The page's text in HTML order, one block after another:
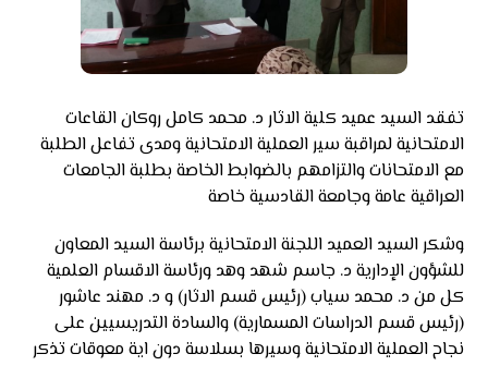
تفقد السيد عميد كلية الاثار د. محمد كامل روكان القاعات
الامتحانية لمراقبة سير العملية الامتحانية ومدى تفاعل الطلبة
مع الامتحانات والتزامهم بالضوابط الخاصة بطلبة الجامعات
العراقية عامة وجامعة القادسية خاصة
وشكر السيد العميد اللجنة الامتحانية برئاسة السيد المعاون
للشؤون الإدارية د. جاسم شهد وهد ورئاسة الاقسام العلمية
كل من د. محمد سياب (رئيس قسم الاثار) و د. مهند عاشور
(رئيس قسم الدراسات المسمارية) والسادة التدريسيين على
نجاح العملية الامتحانية وسيرها بسلاسة دون اية معوقات تذكر